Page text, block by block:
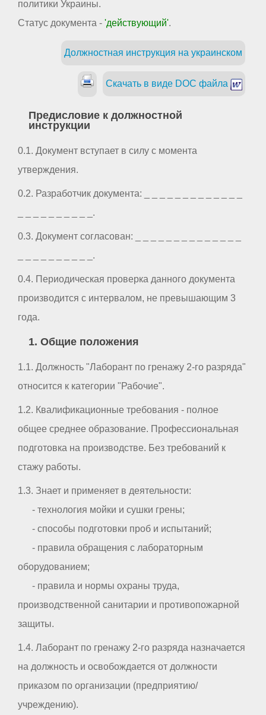
политики Украины.
Статус документа - 'действующий'.
Должностная инструкция на украинском
Скачать в виде DOC файла
Предисловие к должностной
инструкции
0.1. Документ вступает в силу с момента
утверждения.
0.2. Разработчик документа: _ _ _ _ _ _ _ _ _ _ _ _ _
_ _ _ _ _ _ _ _ _ _.
0.3. Документ согласован: _ _ _ _ _ _ _ _ _ _ _ _ _ _
_ _ _ _ _ _ _ _ _ _.
0.4. Периодическая проверка данного документа
производится с интервалом, не превышающим 3
года.
1. Общие положения
1.1. Должность "Лаборант по гренажу 2-го разряда"
относится к категории "Рабочие".
1.2. Квалификационные требования - полное
общее среднее образование. Профессиональная
подготовка на производстве. Без требований к
стажу работы.
1.3. Знает и применяет в деятельности:
- технология мойки и сушки грены;
- способы подготовки проб и испытаний;
- правила обращения с лабораторным
оборудованием;
- правила и нормы охраны труда,
производственной санитарии и противопожарной
защиты.
1.4. Лаборант по гренажу 2-го разряда назначается
на должность и освобождается от должности
приказом по организации (предприятию/
учреждению).